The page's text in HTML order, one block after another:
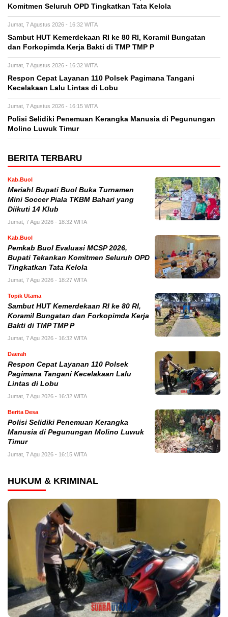
Komitmen Seluruh OPD Tingkatkan Tata Kelola
Jumat, 7 Agustus 2026 - 16:32 WITA
Sambut HUT Kemerdekaan RI ke 80 RI, Koramil Bungatan
dan Forkopimda Kerja Bakti di TMP TMP P
Jumat, 7 Agustus 2026 - 16:32 WITA
Respon Cepat Layanan 110 Polsek Pagimana Tangani
Kecelakaan Lalu Lintas di Lobu
Jumat, 7 Agustus 2026 - 16:15 WITA
Polisi Selidiki Penemuan Kerangka Manusia di Pegunungan
Molino Luwuk Timur
BERITA TERBARU
Kab.Buol
Meriah! Bupati Buol Buka Turnamen
Mini Soccer Piala TKBM Bahari yang
Diikuti 14 Klub
Jumat, 7 Agu 2026 - 18:32 WITA
Kab.Buol
Pemkab Buol Evaluasi MCSP 2026,
Bupati Tekankan Komitmen Seluruh OPD
Tingkatkan Tata Kelola
Jumat, 7 Agu 2026 - 18:27 WITA
Topik Utama
Sambut HUT Kemerdekaan RI ke 80 RI,
Koramil Bungatan dan Forkopimda Kerja
Bakti di TMP TMP P
Jumat, 7 Agu 2026 - 16:32 WITA
Daerah
Respon Cepat Layanan 110 Polsek
Pagimana Tangani Kecelakaan Lalu
Lintas di Lobu
Jumat, 7 Agu 2026 - 16:32 WITA
Berita Desa
Polisi Selidiki Penemuan Kerangka
Manusia di Pegunungan Molino Luwuk
Timur
Jumat, 7 Agu 2026 - 16:15 WITA
HUKUM & KRIMINAL